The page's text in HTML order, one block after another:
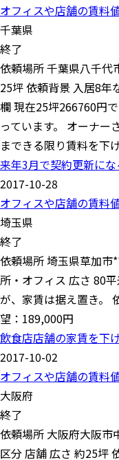
オフィスや店舗の賃料
千葉県
終了
依頼場所 千葉県八千代
25坪 依頼背景 入居8年
欄 現在25坪266760円
っています。 オーナー
まできる限り賃料を下
来年3月で契約更新に
2017-10-28
オフィスや店舗の賃料
埼玉県
終了
依頼場所 埼玉県草加
所・オフィス 広さ 80
が、家賃は据え置き。
望：189,000円
飲食店店舗の家賃を下
2017-10-02
オフィスや店舗の賃料
大阪府
終了
依頼場所 大阪府大阪
区分 店舗 広さ 約25坪